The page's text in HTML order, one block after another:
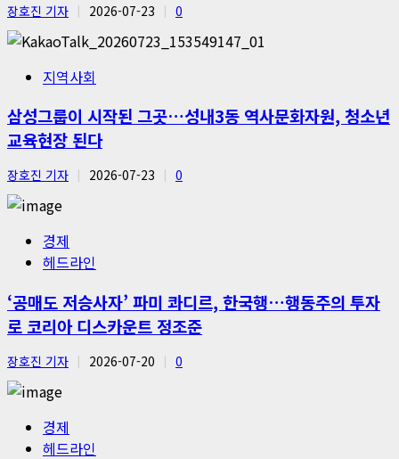
장호진 기자 2026-07-23 0
지역사회
삼성그룹이 시작된 그곳…성내3동 역사문화자원, 청소년
교육현장 된다
장호진 기자 2026-07-23 0
경제
헤드라인
‘공매도 저승사자’ 파미 콰디르, 한국행…행동주의 투자
로 코리아 디스카운트 정조준
장호진 기자 2026-07-20 0
경제
헤드라인